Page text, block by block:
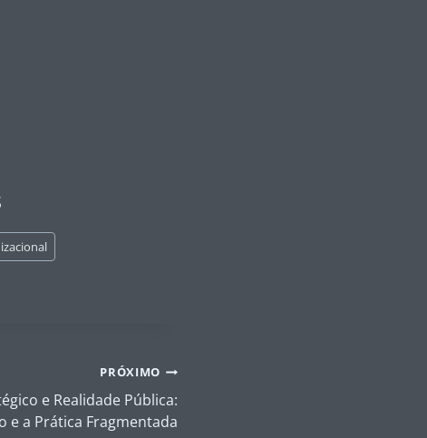
PRÓXIMO
e Realidade Pública:
e a Prática Fragmentada